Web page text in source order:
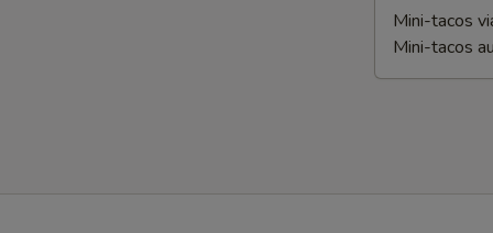
Mini-tacos
Mini-tacos